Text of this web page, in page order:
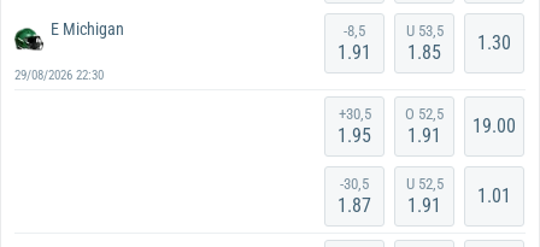
E Michigan
29/08/2026 22:30
-8,5
1.91
U 53,5
1.85 1.30
+30,5
1.95
-30,5
1.87
O 52,5
1.91
U 52,5
1.91
19.00
1.01